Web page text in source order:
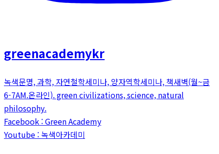
greenacademykr
녹색문명, 과학, 자연철학세미나, 양자역학세미나, 책새벽(월~금
6-7AM.온라인). green civilizations, science, natural
philosophy.
Facebook : Green Academy
Youtube : 녹색아카데미